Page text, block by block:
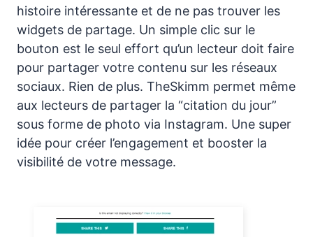
histoire intéressante et de ne pas trouver les
widgets de partage. Un simple clic sur le
bouton est le seul effort qu’un lecteur doit faire
pour partager votre contenu sur les réseaux
sociaux. Rien de plus. TheSkimm permet même
aux lecteurs de partager la “citation du jour”
sous forme de photo via Instagram. Une super
idée pour créer l’engagement et booster la
visibilité de votre message.